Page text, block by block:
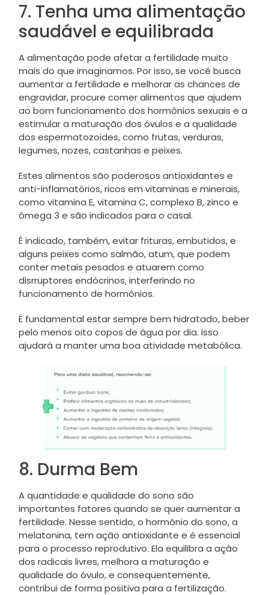
7. Tenha uma alimentação
saudável e equilibrada
A alimentação pode afetar a fertilidade muito
mais do que imaginamos. Por isso, se você busca
aumentar a fertilidade e melhorar as chances de
engravidar, procure comer alimentos que ajudem
ao bom funcionamento dos hormônios sexuais e a
estimular a maturação dos óvulos e a qualidade
dos espermatozoides, como frutas, verduras,
legumes, nozes, castanhas e peixes.
Estes alimentos são poderosos antioxidantes e
anti-inflamatórios, ricos em vitaminas e minerais,
como vitamina E, vitamina C, complexo B, zinco e
ômega 3 e são indicados para o casal.
É indicado, também, evitar frituras, embutidos, e
alguns peixes como salmão, atum, que podem
conter metais pesados e atuarem como
disrruptores endócrinos, interferindo no
funcionamento de hormônios.
É fundamental estar sempre bem hidratado, beber
pelo menos oito copos de água por dia. Isso
ajudará a manter uma boa atividade metabólica.
8. Durma Bem
A quantidade e qualidade do sono são
importantes fatores quando se quer aumentar a
fertilidade. Nesse sentido, o hormônio do sono, a
melatonina, tem ação antioxidante e é essencial
para o processo reprodutivo. Ela equilibra a ação
dos radicais livres, melhora a maturação e
qualidade do óvulo, e consequentemente,
contribui de forma positiva para a fertilização.